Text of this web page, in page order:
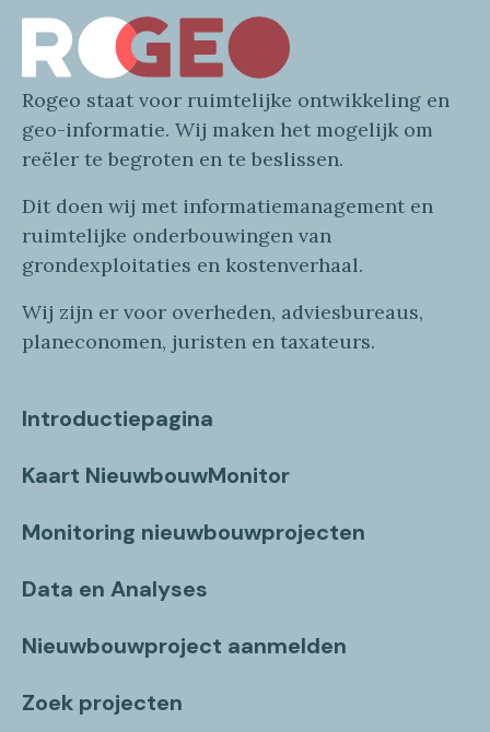
Rogeo staat voor ruimtelijke ontwikkeling en
geo-informatie. Wij maken het mogelijk om
reëler te begroten en te beslissen.
Dit doen wij met informatiemanagement en
ruimtelijke onderbouwingen van
grondexploitaties en kostenverhaal.
Wij zijn er voor overheden, adviesbureaus,
planeconomen, juristen en taxateurs.
Introductiepagina
Kaart NieuwbouwMonitor
Monitoring nieuwbouwprojecten
Data en Analyses
Nieuwbouwproject aanmelden
Zoek projecten